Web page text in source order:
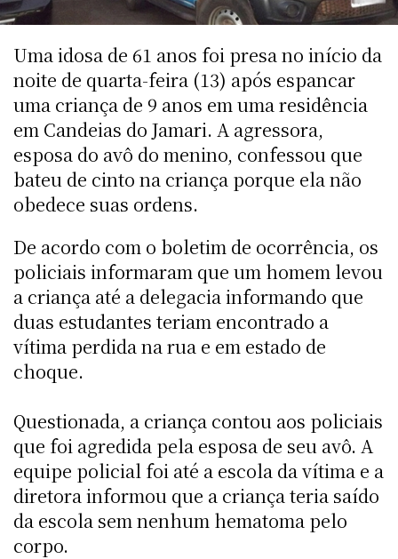
Uma idosa de 61 anos foi presa no início da
noite de quarta-feira (13) após espancar
uma criança de 9 anos em uma residência
em Candeias do Jamari. A agressora,
esposa do avô do menino, confessou que
bateu de cinto na criança porque ela não
obedece suas ordens.
De acordo com o boletim de ocorrência, os
policiais informaram que um homem levou
a criança até a delegacia informando que
duas estudantes teriam encontrado a
vítima perdida na rua e em estado de
choque.
Questionada, a criança contou aos policiais
que foi agredida pela esposa de seu avô. A
equipe policial foi até a escola da vítima e a
diretora informou que a criança teria saído
da escola sem nenhum hematoma pelo
corpo.